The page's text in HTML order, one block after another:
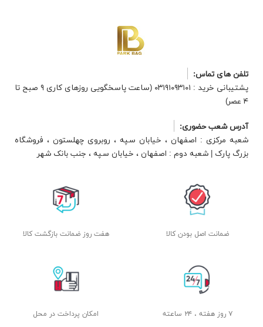
تلفن های تماس:
پشتیبانی خرید : ۰۳۱۹۱۰۹۳۱۰۱ (ساعت پاسخگویی روزهای کاری ۹ صبح تا
۴ عصر)
آدرس شعب حضوری:
شعبه مرکزی : اصفهان ، خیابان سپه ، روبروی چهلستون ، فروشگاه
بزرگ پارک | شعبه دوم : اصفهان ، خیابان سپه ، جنب بانک شهر
ضمانت اصل بودن کالا هفت روز ضمانت بازگشت کالا
۷ روز هفته ، ۲۴ ساعته امکان پرداخت در محل